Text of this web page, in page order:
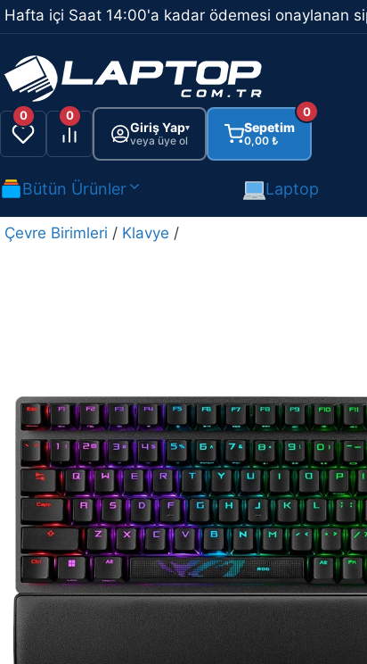
İçeriğe
atla
Hafta içi Saat 14:00'a kadar ödemesi onaylanan
0 0
Giriş Yap▾
veya üye ol
Sepetim
0,00 ₺
0
Bütün Ürünler Laptop
Çevre Birimleri / Klavye /